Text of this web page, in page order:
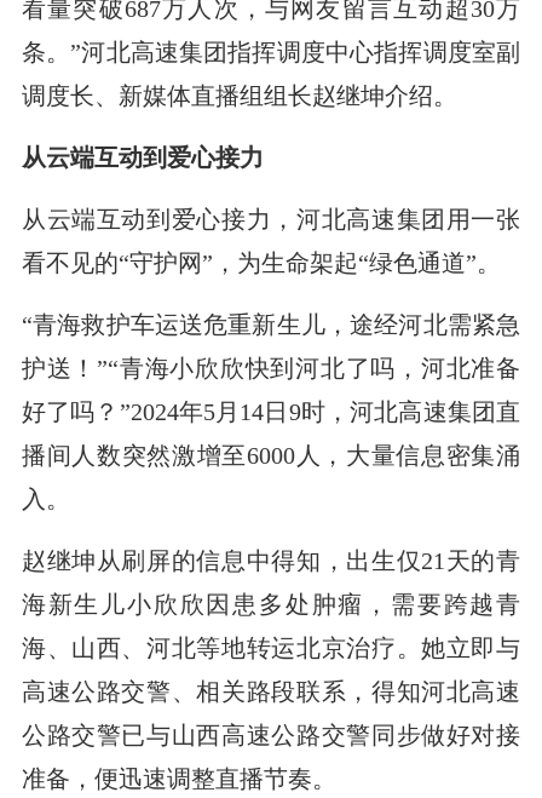
看量突破687万人次，与网友留言互动超30万
条。”河北高速集团指挥调度中心指挥调度室副
调度长、新媒体直播组组长赵继坤介绍。
从云端互动到爱心接力
从云端互动到爱心接力，河北高速集团用一张
看不见的“守护网”，为生命架起“绿色通道”。
“青海救护车运送危重新生儿，途经河北需紧急
护送！”“青海小欣欣快到河北了吗，河北准备
好了吗？”2024年5月14日9时，河北高速集团直
播间人数突然激增至6000人，大量信息密集涌
入。
赵继坤从刷屏的信息中得知，出生仅21天的青
海新生儿小欣欣因患多处肿瘤，需要跨越青
海、山西、河北等地转运北京治疗。她立即与
高速公路交警、相关路段联系，得知河北高速
公路交警已与山西高速公路交警同步做好对接
准备，便迅速调整直播节奏。